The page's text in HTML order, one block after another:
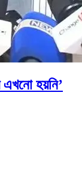
হয়নি’